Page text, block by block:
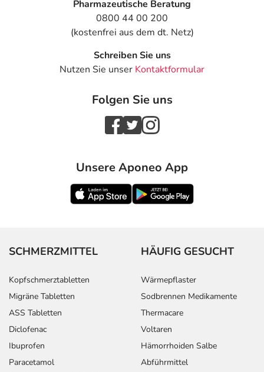
Pharmazeutische Beratung
0800 44 00 200
(kostenfrei aus dem dt. Netz)
Schreiben Sie uns
Nutzen Sie unser Kontaktformular
Folgen Sie uns
Unsere Aponeo App
SCHMERZMITTEL
Kopfschmerztabletten
Migräne Tabletten
ASS Tabletten
Diclofenac
Ibuprofen
Paracetamol
HÄUFIG GESUCHT
Wärmepflaster
Sodbrennen Medikamente
Thermacare
Voltaren
Hämorrhoiden Salbe
Abführmittel